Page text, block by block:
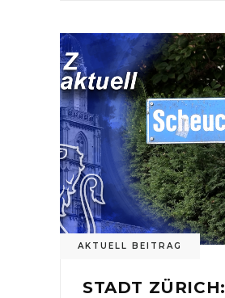
AKTUELL BEITRAG
STADT ZÜRICH: